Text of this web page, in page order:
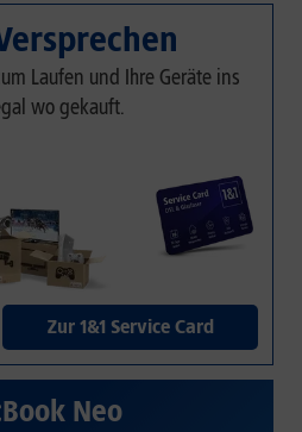
Laufen und Ihre Geräte ins
wo gekauft.
Zur 1&1 Service Card
Neo